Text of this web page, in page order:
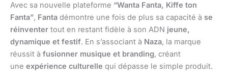
Avec sa nouvelle plateforme “Wanta Fanta, Kiffe ton
Fanta”, Fanta démontre une fois de plus sa capacité à se
réinventer tout en restant fidèle à son ADN jeune,
dynamique et festif. En s’associant à Naza, la marque
réussit à fusionner musique et branding, créant
une expérience culturelle qui dépasse le simple produit.